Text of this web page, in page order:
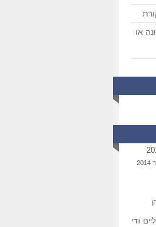
2026: שמונה או
וודי